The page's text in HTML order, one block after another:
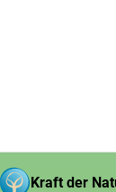
Kraft der